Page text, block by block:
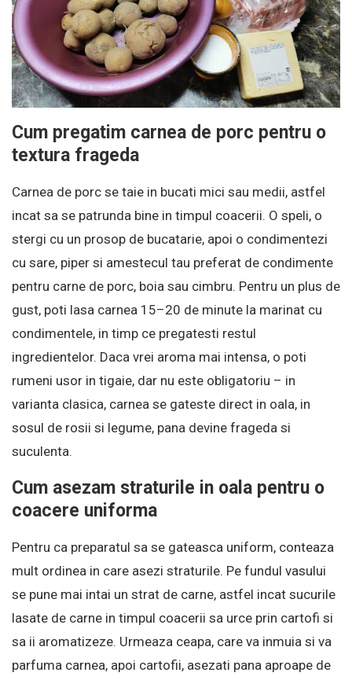
Cum pregatim carnea de porc pentru o
textura frageda
Carnea de porc se taie in bucati mici sau medii, astfel
incat sa se patrunda bine in timpul coacerii. O speli, o
stergi cu un prosop de bucatarie, apoi o condimentezi
cu sare, piper si amestecul tau preferat de condimente
pentru carne de porc, boia sau cimbru. Pentru un plus de
gust, poti lasa carnea 15–20 de minute la marinat cu
condimentele, in timp ce pregatesti restul
ingredientelor. Daca vrei aroma mai intensa, o poti
rumeni usor in tigaie, dar nu este obligatoriu – in
varianta clasica, carnea se gateste direct in oala, in
sosul de rosii si legume, pana devine frageda si
suculenta.
Cum asezam straturile in oala pentru o
coacere uniforma
Pentru ca preparatul sa se gateasca uniform, conteaza
mult ordinea in care asezi straturile. Pe fundul vasului
se pune mai intai un strat de carne, astfel incat sucurile
lasate de carne in timpul coacerii sa urce prin cartofi si
sa ii aromatizeze. Urmeaza ceapa, care va inmuia si va
parfuma carnea, apoi cartofii, asezati pana aproape de